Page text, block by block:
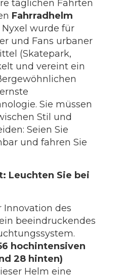
täglichen Fahrten
Fahrradhelm
Nyxel wurde für
und Fans urbaner
(Skatepark,
und vereint ein
Sie müssen
Stil und
Seien Sie
und fahren Sie
Leuchten Sie bei
Innovation des
beeindruckendes
hochintensiven
28 hinten)
Helm eine